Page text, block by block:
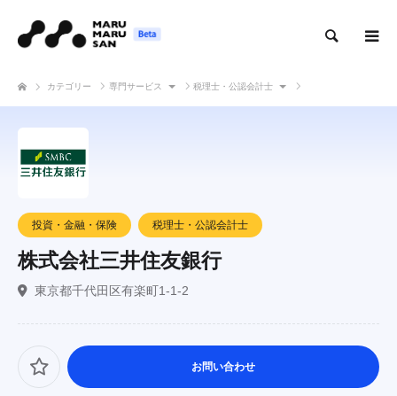
カテゴリー 専門サービス 税理士・公認会計士
投資・金融・保険 税理士・公認会計士
株式会社三井住友銀行
東京都千代田区有楽町1-1-2
お問い合わせ